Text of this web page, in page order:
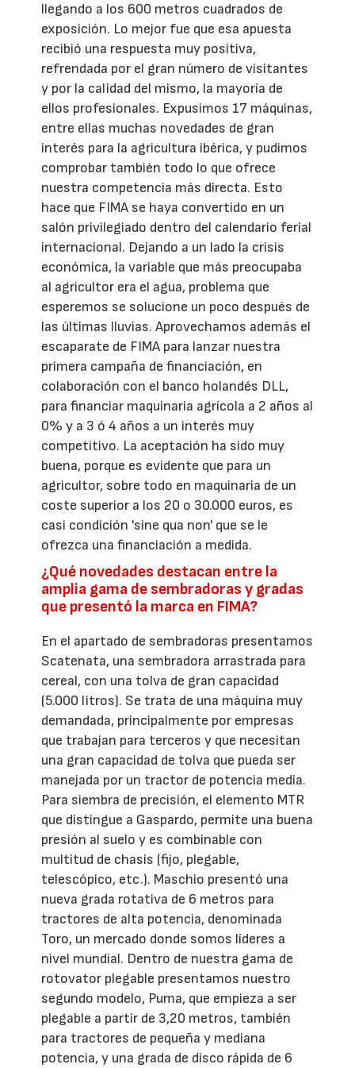
llegando a los 600 metros cuadrados de
exposición. Lo mejor fue que esa apuesta
recibió una respuesta muy positiva,
refrendada por el gran número de visitantes
y por la calidad del mismo, la mayoría de
ellos profesionales. Expusimos 17 máquinas,
entre ellas muchas novedades de gran
interés para la agricultura ibérica, y pudimos
comprobar también todo lo que ofrece
nuestra competencia más directa. Esto
hace que FIMA se haya convertido en un
salón privilegiado dentro del calendario ferial
internacional. Dejando a un lado la crisis
económica, la variable que más preocupaba
al agricultor era el agua, problema que
esperemos se solucione un poco después de
las últimas lluvias. Aprovechamos además el
escaparate de FIMA para lanzar nuestra
primera campaña de financiación, en
colaboración con el banco holandés DLL,
para financiar maquinaria agrícola a 2 años al
0% y a 3 ó 4 años a un interés muy
competitivo. La aceptación ha sido muy
buena, porque es evidente que para un
agricultor, sobre todo en maquinaria de un
coste superior a los 20 o 30.000 euros, es
casi condición 'sine qua non' que se le
ofrezca una financiación a medida.
¿Qué novedades destacan entre la
amplia gama de sembradoras y gradas
que presentó la marca en FIMA?
En el apartado de sembradoras presentamos
Scatenata, una sembradora arrastrada para
cereal, con una tolva de gran capacidad
(5.000 litros). Se trata de una máquina muy
demandada, principalmente por empresas
que trabajan para terceros y que necesitan
una gran capacidad de tolva que pueda ser
manejada por un tractor de potencia media.
Para siembra de precisión, el elemento MTR
que distingue a Gaspardo, permite una buena
presión al suelo y es combinable con
multitud de chasis (fijo, plegable,
telescópico, etc.). Maschio presentó una
nueva grada rotativa de 6 metros para
tractores de alta potencia, denominada
Toro, un mercado donde somos líderes a
nivel mundial. Dentro de nuestra gama de
rotovator plegable presentamos nuestro
segundo modelo, Puma, que empieza a ser
plegable a partir de 3,20 metros, también
para tractores de pequeña y mediana
potencia, y una grada de disco rápida de 6